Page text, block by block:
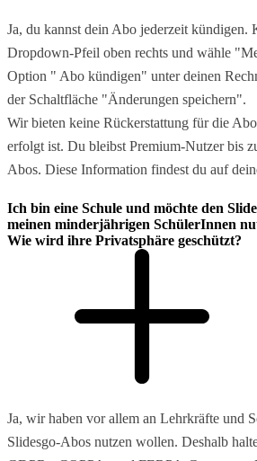
Ja, du kannst dein Abo jederzeit kündigen.
Dropdown-Pfeil oben rechts und wähle
Option " Abo kündigen" unter deinen
der Schaltfläche "Änderungen speichern".
Wir bieten keine Rückerstattung für die
erfolgt ist. Du bleibst Premium-Nutzer bis
Abos. Diese Information findest du auf
Ich bin eine Schule und möchte den
meinen minderjährigen SchülerInnen
Wie wird ihre Privatsphäre geschützt?
Ja, wir haben vor allem an Lehrkräfte und
Slidesgo-Abos nutzen wollen. Deshalb